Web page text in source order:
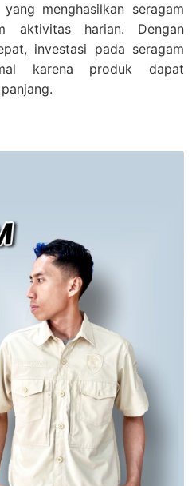
menghasilkan seragam
aktivitas harian. Dengan
investasi pada seragam
karena produk dapat